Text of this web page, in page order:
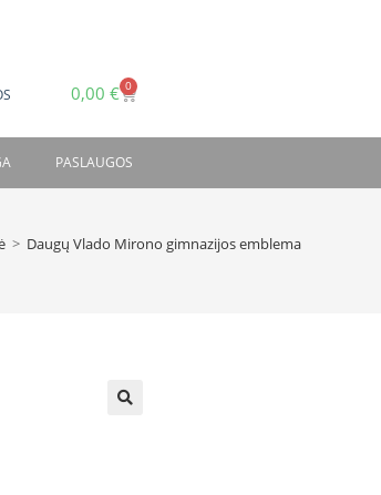
0,00 € 0
PASLAUGOS
> Daugų Vlado Mirono gimnazijos emblema